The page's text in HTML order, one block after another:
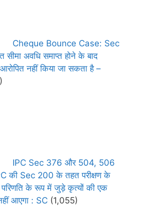
Cheque Bounce Case: Sec
अवधि समाप्त होने के बाद
नहीं किया जा सकता है –
IPC Sec 376 और 504, 506
की Sec 200 के तहत परीक्षण के
परिणति के रूप में जुड़े कृत्यों की एक
आएगा : SC (1,055)